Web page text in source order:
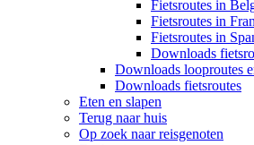
Fietsroutes in
Fietsroutes in
Fietsroutes in
Downloads
Downloads looproutes
Downloads fietsroutes
Eten en slapen
Terug naar huis
Op zoek naar reisgenoten